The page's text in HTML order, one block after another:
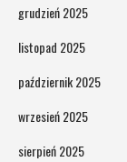
grudzień 2025
listopad 2025
październik 2025
wrzesień 2025
sierpień 2025